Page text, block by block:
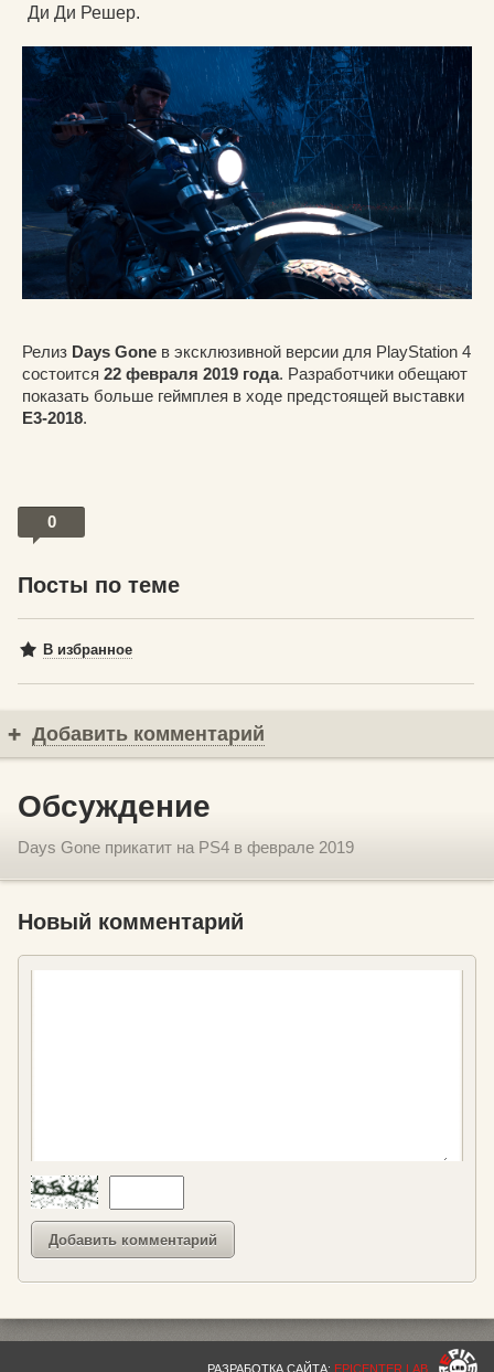
Ди Ди Решер.
Релиз Days Gone в эксклюзивной версии для PlayStation 4
состоится 22 февраля 2019 года. Разработчики обещают
показать больше геймплея в ходе предстоящей выставки
E3-2018.
0
Посты по теме
В избранное
Добавить комментарий
Обсуждение
Days Gone прикатит на PS4 в феврале 2019
Новый комментарий
РАЗРАБОТКА САЙТА: EPICENTER LAB